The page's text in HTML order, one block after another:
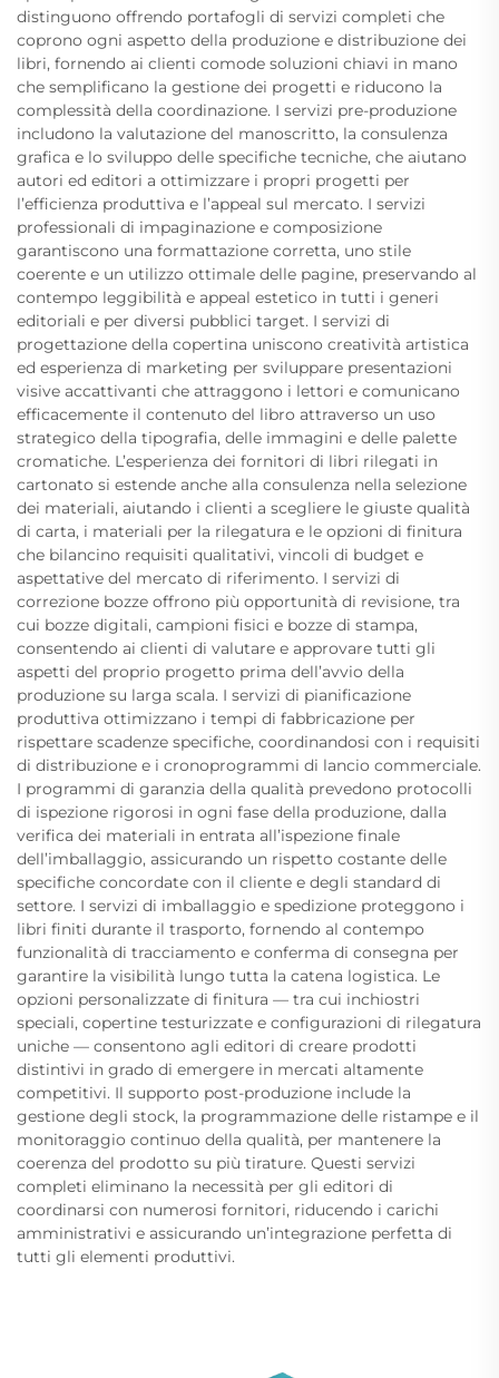
distinguono offrendo portafogli di servizi completi che
coprono ogni aspetto della produzione e distribuzione dei
libri, fornendo ai clienti comode soluzioni chiavi in mano
che semplificano la gestione dei progetti e riducono la
complessità della coordinazione. I servizi pre-produzione
includono la valutazione del manoscritto, la consulenza
grafica e lo sviluppo delle specifiche tecniche, che aiutano
autori ed editori a ottimizzare i propri progetti per
l’efficienza produttiva e l’appeal sul mercato. I servizi
professionali di impaginazione e composizione
garantiscono una formattazione corretta, uno stile
coerente e un utilizzo ottimale delle pagine, preservando al
contempo leggibilità e appeal estetico in tutti i generi
editoriali e per diversi pubblici target. I servizi di
progettazione della copertina uniscono creatività artistica
ed esperienza di marketing per sviluppare presentazioni
visive accattivanti che attraggono i lettori e comunicano
efficacemente il contenuto del libro attraverso un uso
strategico della tipografia, delle immagini e delle palette
cromatiche. L’esperienza dei fornitori di libri rilegati in
cartonato si estende anche alla consulenza nella selezione
dei materiali, aiutando i clienti a scegliere le giuste qualità
di carta, i materiali per la rilegatura e le opzioni di finitura
che bilancino requisiti qualitativi, vincoli di budget e
aspettative del mercato di riferimento. I servizi di
correzione bozze offrono più opportunità di revisione, tra
cui bozze digitali, campioni fisici e bozze di stampa,
consentendo ai clienti di valutare e approvare tutti gli
aspetti del proprio progetto prima dell’avvio della
produzione su larga scala. I servizi di pianificazione
produttiva ottimizzano i tempi di fabbricazione per
rispettare scadenze specifiche, coordinandosi con i requisiti
di distribuzione e i cronoprogrammi di lancio commerciale.
I programmi di garanzia della qualità prevedono protocolli
di ispezione rigorosi in ogni fase della produzione, dalla
verifica dei materiali in entrata all’ispezione finale
dell’imballaggio, assicurando un rispetto costante delle
specifiche concordate con il cliente e degli standard di
settore. I servizi di imballaggio e spedizione proteggono i
libri finiti durante il trasporto, fornendo al contempo
funzionalità di tracciamento e conferma di consegna per
garantire la visibilità lungo tutta la catena logistica. Le
opzioni personalizzate di finitura — tra cui inchiostri
speciali, copertine testurizzate e configurazioni di rilegatura
uniche — consentono agli editori di creare prodotti
distintivi in grado di emergere in mercati altamente
competitivi. Il supporto post-produzione include la
gestione degli stock, la programmazione delle ristampe e il
monitoraggio continuo della qualità, per mantenere la
coerenza del prodotto su più tirature. Questi servizi
completi eliminano la necessità per gli editori di
coordinarsi con numerosi fornitori, riducendo i carichi
amministrativi e assicurando un’integrazione perfetta di
tutti gli elementi produttivi.